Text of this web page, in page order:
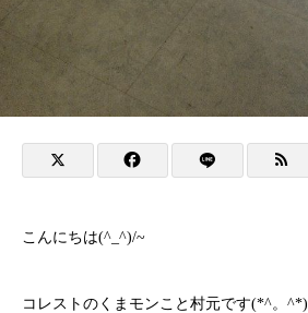
こんにちは(^_^)/~
コレストのくまモンこと村元です(*^。^*)